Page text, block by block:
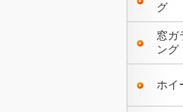
グ
窓ガ
ング
ホイ